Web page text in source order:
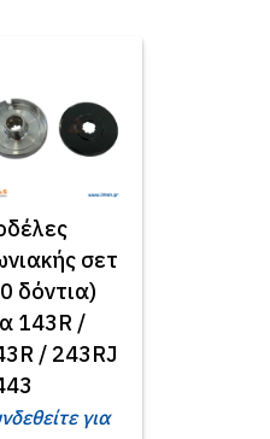
σετ
δόντια)
143R /
/ 243RJ
για